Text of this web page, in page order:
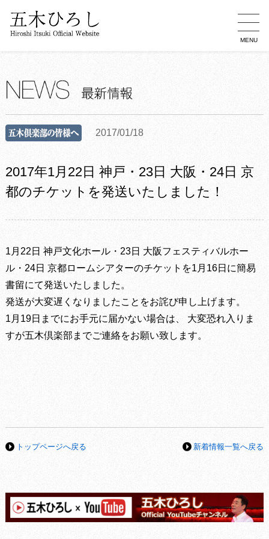
MENU
2017/01/18
2017年1月22日 神戸・23日 大阪・24日 京
都のチケットを発送いたしました！
1月22日 神戸文化ホール・23日 大阪フェスティバルホー
ル・24日 京都ロームシアターのチケットを1月16日に簡易
書留にて発送いたしました。
発送が大変遅くなりましたことをお詫び申し上げます。
1月19日までにお手元に届かない場合は、 大変恐れ入りま
すが五木倶楽部までご連絡をお願い致します。
トップページへ戻る 新着情報一覧へ戻る